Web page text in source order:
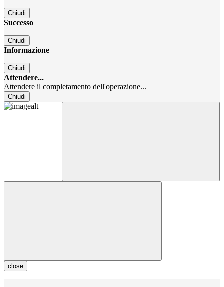
Chiudi
Successo
Chiudi
Informazione
Chiudi
Attendere...
Attendere il completamento dell'operazione...
Chiudi
close